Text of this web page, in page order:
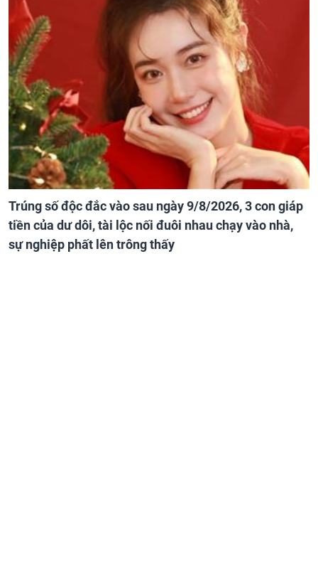
Trúng số độc đắc vào sau ngày 9/8/2026, 3 con giáp
tiền của dư dôi, tài lộc nối đuôi nhau chạy vào nhà,
sự nghiệp phất lên trông thấy